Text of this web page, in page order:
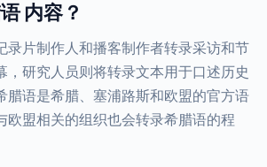
内容？
录片制作人和播客制作者转录采访和节
，研究人员则将转录文本用于口述历史
腊语是希腊、塞浦路斯和欧盟的官方语
欧盟相关的组织也会转录希腊语的程